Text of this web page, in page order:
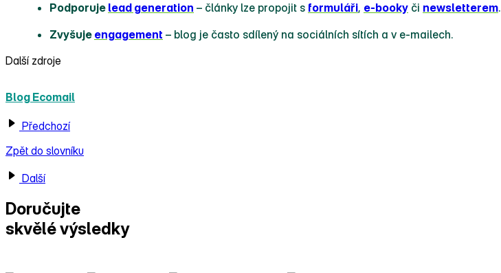
Podporuje lead generation – články lze propojit s formuláři, e‑booky či newsletterem.
Zvyšuje engagement – blog je často sdílený na sociálních sítích a v e‑mailech.
Další zdroje
Blog Ecomail
Předchozí
Zpět do slovníku
Další
Doručujte
skvělé výsledky